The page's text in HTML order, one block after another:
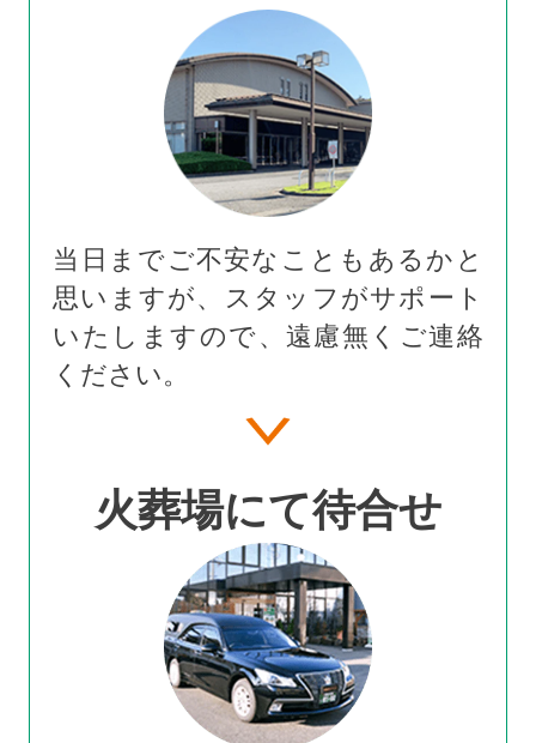
当日までご不安なこともあるかと
思いますが、スタッフがサポート
いたしますので、遠慮無くご連絡
ください。
火葬場にて待合せ